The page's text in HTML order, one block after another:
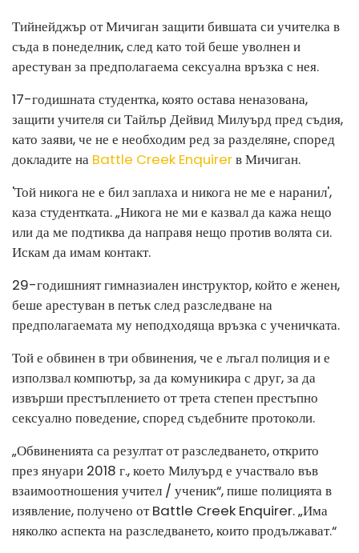
Тийнейджър от Мичиган защити бившата си учителка в
съда в понеделник, след като той беше уволнен и
арестуван за предполагаема сексуална връзка с нея.
17-годишната студентка, която остава неназована,
защити учителя си Тайлър Дейвид Милуърд пред съдия,
като заяви, че не е необходим ред за разделяне, според
докладите на Battle Creek Enquirerв Мичиган.
'Той никога не е бил заплаха и никога не ме е наранил',
каза студентката. „Никога не ми е казвал да кажа нещо
или да ме подтиква да направя нещо против волята си.
Искам да имам контакт.
29-годишният гимназиален инструктор, който е женен,
беше арестуван в петък след разследване на
предполагаемата му неподходяща връзка с ученичката.
Той е обвинен в три обвинения, че е лъгал полиция и е
използвал компютър, за да комуникира с друг, за да
извърши престъплението от трета степен престъпно
сексуално поведение, според съдебните протоколи.
„Обвиненията са резултат от разследването, открито
през януари 2018 г., което Милуърд е участвало във
взаимоотношения учител / ученик“, пише полицията в
изявление, получено от Battle Creek Enquirer. „Има
няколко аспекта на разследването, които продължават.“